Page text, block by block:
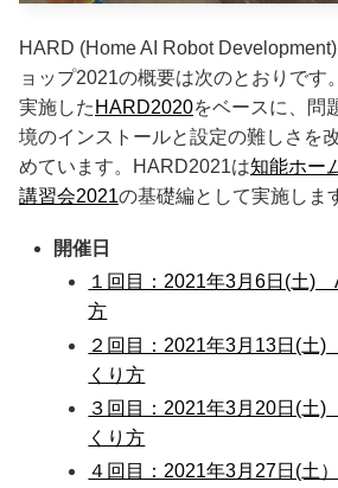
HARD (Home AI Robot
ョップ2021の概要は次のとおりです
実施した HARD2020をベースに、問
境のインストールと設定の難しさを
めています。HARD2021は知能ホー
講習会2021の基礎編として実施しま
開催日
１回目：2021年3月6日(土)
方
２回目：2021年3月13日(土)
くり方
３回目：2021年3月20日(土)
くり方
４回目：2021年3月27日(土